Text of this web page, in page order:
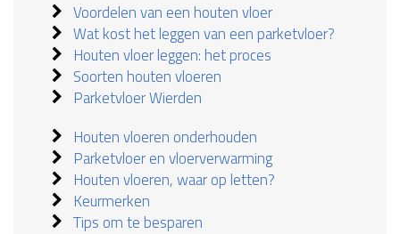
Voordelen van een houten vloer
Wat kost het leggen van een parketvloer?
Houten vloer leggen: het proces
Soorten houten vloeren
Parketvloer Wierden
Houten vloeren onderhouden
Parketvloer en vloerverwarming
Houten vloeren, waar op letten?
Keurmerken
Tips om te besparen